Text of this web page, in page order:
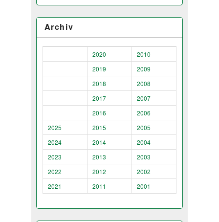
Archiv
2020
2010
2019
2009
2018
2008
2017
2007
2016
2006
2025
2015
2005
2024
2014
2004
2023
2013
2003
2022
2012
2002
2021
2011 2001